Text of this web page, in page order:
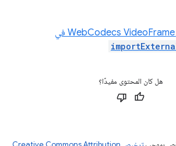
هل كان المحتوى مفيدًا؟